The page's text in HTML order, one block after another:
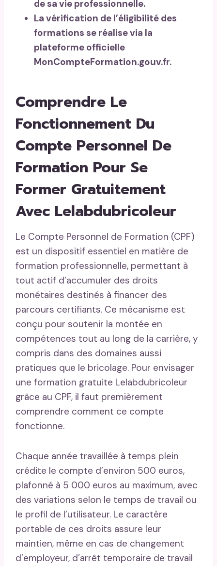
de sa vie professionnelle.
La vérification de l’éligibilité des
formations se réalise via la
plateforme officielle
MonCompteFormation.gouv.fr.
Comprendre Le
Fonctionnement Du
Compte Personnel De
Formation Pour Se
Former Gratuitement
Avec Lelabdubricoleur
Le Compte Personnel de Formation (CPF)
est un dispositif essentiel en matière de
formation professionnelle, permettant à
tout actif d’accumuler des droits
monétaires destinés à financer des
parcours certifiants. Ce mécanisme est
conçu pour soutenir la montée en
compétences tout au long de la carrière, y
compris dans des domaines aussi
pratiques que le bricolage. Pour envisager
une formation gratuite Lelabdubricoleur
grâce au CPF, il faut premièrement
comprendre comment ce compte
fonctionne.
Chaque année travaillée à temps plein
crédite le compte d’environ 500 euros,
plafonné à 5 000 euros au maximum, avec
des variations selon le temps de travail ou
le profil de l’utilisateur. Le caractère
portable de ces droits assure leur
maintien, même en cas de changement
d’employeur, d’arrêt temporaire de travail